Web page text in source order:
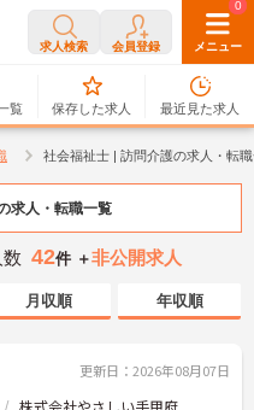
求人検索 会員登録 メニュー
覧
0
保存した求人
0
最近見た求人
社会福祉士 | 訪問介護の求人・転
求人・転職一覧
42件 ＋非公開求人
月収順 年収順
更新日：2026年08月07日
株式会社やさしい手甲府